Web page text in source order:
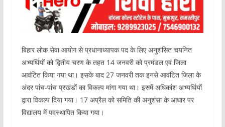
बिहार लोक सेवा आयोग से प्रधानाध्यापक पद के लिए अनुशंसित चयनित
अभ्यर्थियों को द्वितीय चरण के तहत 14 जनवरी को प्रमंडल एवं जिला
आवंटित किया गया था। इसके बाद 27 जनवरी तक इनसे आवंटित जिला के
अंदर पांच-पांच प्रखंडों का विकल्प मांगा गया था। इसमें अधिकांश अभ्यर्थियों
द्वारा विकल्प दिया गया। 17 अप्रैल को समिति की अनुशंसा के आधार पर
विद्यालय में पदस्थापित किया गया।